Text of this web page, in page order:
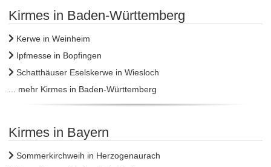
Kirmes in Baden-Württemberg
Kerwe in Weinheim
Ipfmesse in Bopfingen
Schatthäuser Eselskerwe in Wiesloch
... mehr Kirmes in Baden-Württemberg
Kirmes in Bayern
Sommerkirchweih in Herzogenaurach